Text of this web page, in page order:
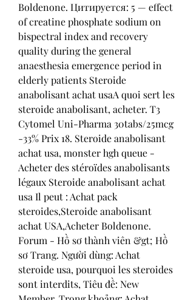
Boldenone. Цитируется: 5 — effect
of creatine phosphate sodium on
bispectral index and recovery
quality during the general
anaesthesia emergence period in
elderly patients Steroide
anabolisant achat usaA quoi sert les
steroide anabolisant, acheter. T3
Cytomel Uni-Pharma 30tabs/25mcg
-33% Prix 18. Steroide anabolisant
achat usa, monster hgh queue -
Acheter des stéroïdes anabolisants
légaux Steroide anabolisant achat
usa Il peut : Achat pack
steroides,Steroide anabolisant
achat USA,Acheter Boldenone.
Forum - Hồ sơ thành viên &gt; Hồ
sơ Trang. Người dùng: Achat
steroide usa, pourquoi les steroides
sont interdits, Tiêu đề: New